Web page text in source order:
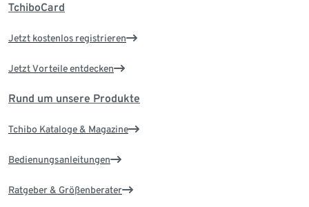
TchiboCard
Jetzt kostenlos registrieren
Jetzt Vorteile entdecken
Rund um unsere Produkte
Tchibo Kataloge & Magazine
Bedienungsanleitungen
Ratgeber & Größenberater